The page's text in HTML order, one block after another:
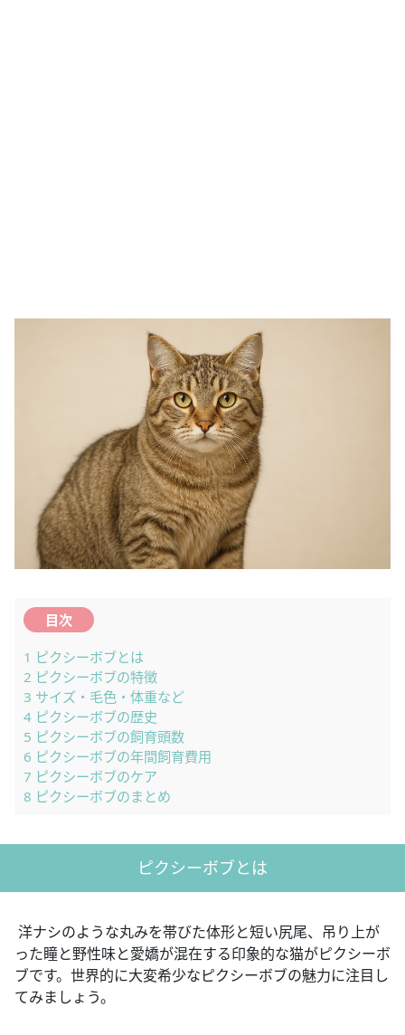
目次
1 ピクシーボブとは
2 ピクシーボブの特徴
3 サイズ・毛色・体重など
4 ピクシーボブの歴史
5 ピクシーボブの飼育頭数
6 ピクシーボブの年間飼育費用
7 ピクシーボブのケア
8 ピクシーボブのまとめ
ピクシーボブとは
洋ナシのような丸みを帯びた体形と短い尻尾、吊り上が
った瞳と野性味と愛嬌が混在する印象的な猫がピクシーボ
ブです。世界的に大変希少なピクシーボブの魅力に注目し
てみましょう。